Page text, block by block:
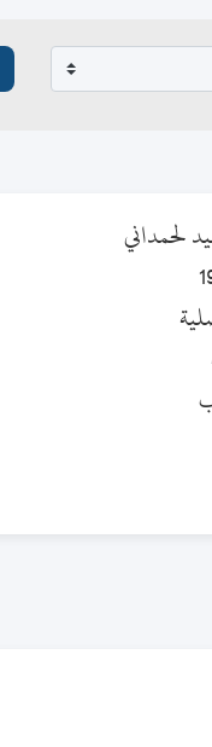
لحمداني